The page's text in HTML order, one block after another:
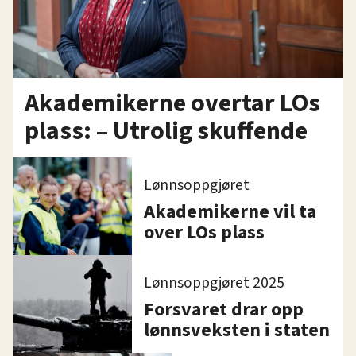
Akademikerne overtar LOs
plass: – Utrolig skuffende
Lønnsoppgjøret
Akademikerne vil ta
over LOs plass
Lønnsoppgjøret 2025
Forsvaret drar opp
lønnsveksten i staten